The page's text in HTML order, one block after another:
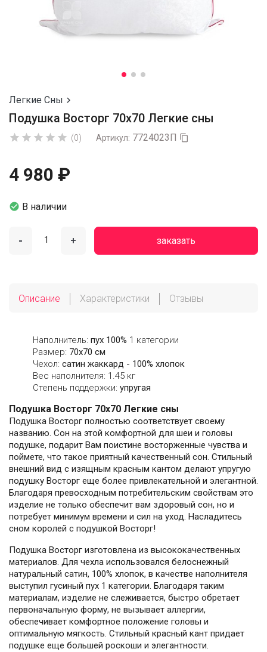
Легкие Сны 
Подушка Восторг 70x70 Легкие сны
     (0) Артикул: 7724023П 
4 980 ₽
 В наличии
- + заказать
Описание Характеристики Отзывы
Наполнитель: пух 100% 1 категории
Размер: 70х70 см
Чехол: сатин жаккард - 100% хлопок
Вес наполнителя: 1.45 кг
Степень поддержки: упругая
Подушка Восторг 70x70 Легкие сны
Подушка Восторг полностью соответствует своему
названию. Сон на этой комфортной для шеи и головы
подушке, подарит Вам поистине восторженные чувства и
поймете, что такое приятный качественный сон. Стильный
внешний вид с изящным красным кантом делают упругую
подушку Восторг еще более привлекательной и элегантной.
Благодаря превосходным потребительским свойствам это
изделие не только обеспечит вам здоровый сон, но и
потребует минимум времени и сил на уход. Насладитесь
сном королей с подушкой Восторг!
Подушка Восторг изготовлена из высококачественных
материалов. Для чехла использовался белоснежный
натуральный сатин, 100% хлопок, в качестве наполнителя
выступил гусиный пух 1 категории. Благодаря таким
материалам, изделие не слеживается, быстро обретает
первоначальную форму, не вызывает аллергии,
обеспечивает комфортное положение головы и
оптимальную мягкость. Стильный красный кант придает
подушке еще большей роскоши и элегантности.